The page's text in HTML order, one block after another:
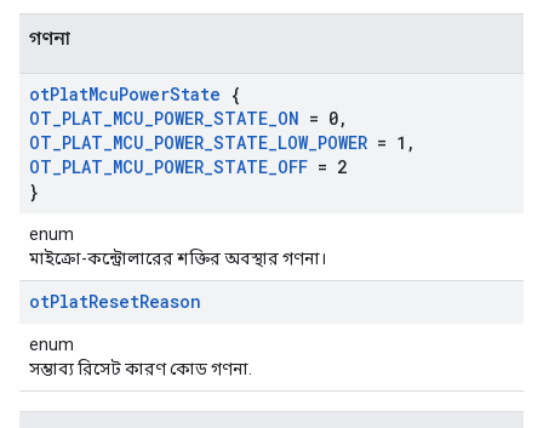
গণনা
otPlatMcuPowerState {
OT_PLAT_MCU_POWER_STATE_ON = 0,
OT_PLAT_MCU_POWER_STATE_LOW_POWER = 1 ,
OT_PLAT_MCU_POWER_STATE_OFF = 2
}
enum
মাইক্রো-কন্ট্রোলারের শক্তির অবস্থার গণনা।
otPlatResetReason
enum
সম্ভাব্য রিসেট কারণ কোড গণনা.